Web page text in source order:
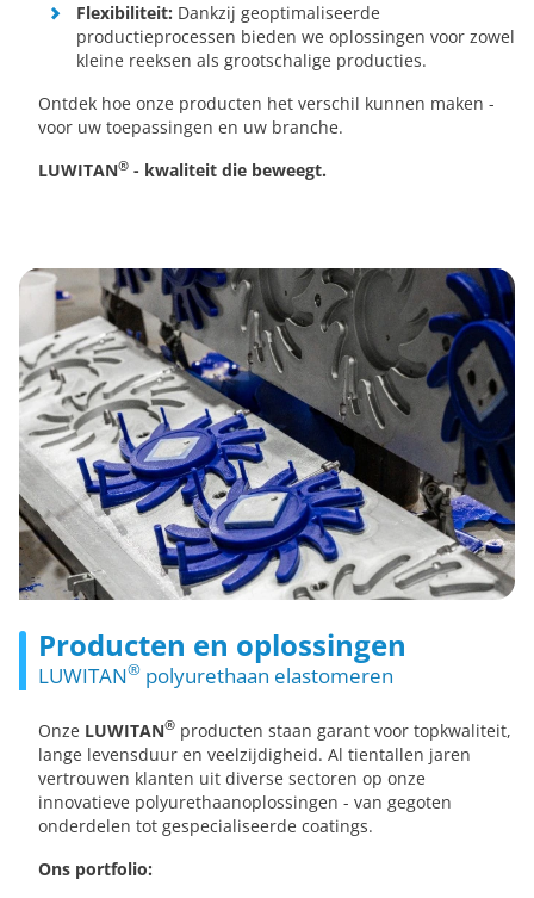
Flexibiliteit: Dankzij geoptimaliseerde
productieprocessen bieden we oplossingen voor zowel
kleine reeksen als grootschalige producties.
Ontdek hoe onze producten het verschil kunnen maken -
voor uw toepassingen en uw branche.
LUWITAN® - kwaliteit die beweegt.
Producten en oplossingen
LUWITAN® polyurethaan elastomeren
Onze LUWITAN® producten staan garant voor topkwaliteit,
lange levensduur en veelzijdigheid. Al tientallen jaren
vertrouwen klanten uit diverse sectoren op onze
innovatieve polyurethaanoplossingen - van gegoten
onderdelen tot gespecialiseerde coatings.
Ons portfolio: